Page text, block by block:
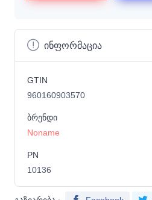
ინფორმაცია
GTIN
960160903570
ბრენდი
Noname
PN
10136